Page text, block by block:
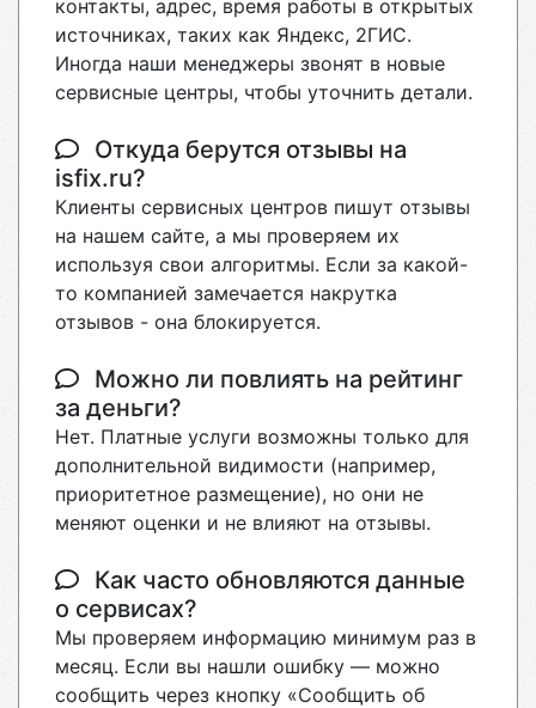
контакты, адрес, время работы в открытых
источниках, таких как Яндекс, 2ГИС.
Иногда наши менеджеры звонят в новые
сервисные центры, чтобы уточнить детали.
Откуда берутся отзывы на
isfix.ru?
Клиенты сервисных центров пишут отзывы
на нашем сайте, а мы проверяем их
используя свои алгоритмы. Если за какой-
то компанией замечается накрутка
отзывов - она блокируется.
Можно ли повлиять на рейтинг
за деньги?
Нет. Платные услуги возможны только для
дополнительной видимости (например,
приоритетное размещение), но они не
меняют оценки и не влияют на отзывы.
Как часто обновляются данные
о сервисах?
Мы проверяем информацию минимум раз в
месяц. Если вы нашли ошибку — можно
сообщить через кнопку «Сообщить об